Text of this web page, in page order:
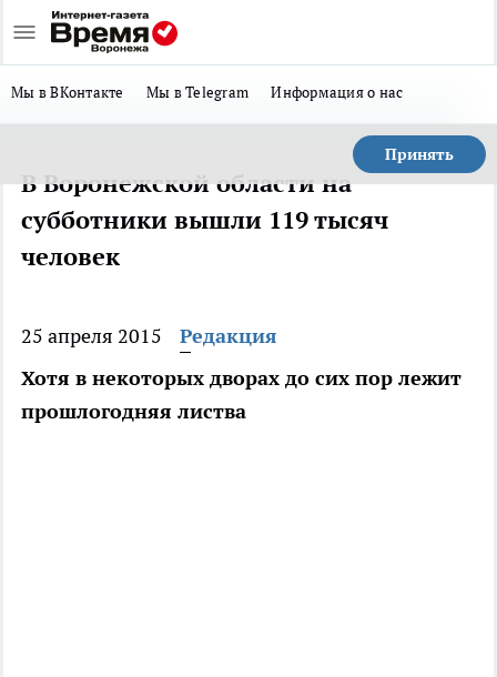
Мы в ВКонтакте Мы в Telegram Информация о нас
Принять
В Воронежской области на
субботники вышли 119 тысяч
человек
25 апреля 2015
Редакция
Хотя в некоторых дворах до сих пор лежит
прошлогодняя листва